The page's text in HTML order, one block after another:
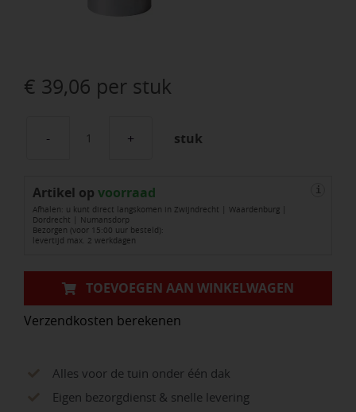
€ 39,06 per stuk
Rheinzink
T-
stuk
80
45
gr
aantal
stuk
Artikel op voorraad
Afhalen: u kunt direct langskomen in Zwijndrecht | Waardenburg |
Dordrecht | Numansdorp
Bezorgen (voor 15:00 uur besteld):
levertijd max. 2 werkdagen
i
TOEVOEGEN AAN WINKELWAGEN
Verzendkosten berekenen
Alles voor de tuin onder één dak
Eigen bezorgdienst & snelle levering